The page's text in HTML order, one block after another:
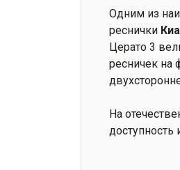
Одним из
реснички
Церато 3
ресничек на
На